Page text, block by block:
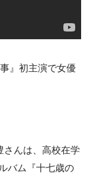
』初主演で女優
さんは、高校在学
バム『十七歳の